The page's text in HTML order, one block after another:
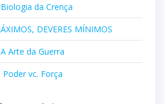
da Crença
DEVERES MÍNIMOS
A Arte da Guerra
Poder vc. Força